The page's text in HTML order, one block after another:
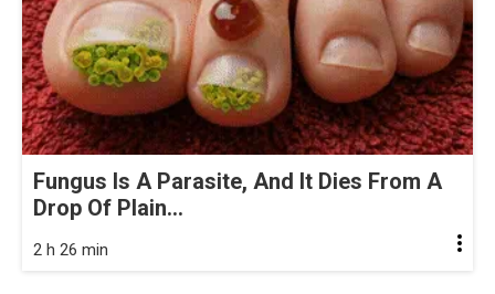
Fungus Is A Parasite, And It Dies From A
Drop Of Plain...
2 h 26 min